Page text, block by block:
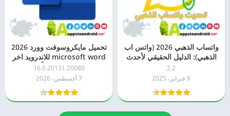
واتساب الذهبي 2026 (واتس اب
الذهبي): الدليل الحقيقي لأحدث
اصدار
2.2
9 فبراير، 2025
تحميل مايكروسوفت وورد 2026
microsoft word للاندرويد اخر
اصدار مجاناً
16.0.20131.20080
7 أغسطس، 2026